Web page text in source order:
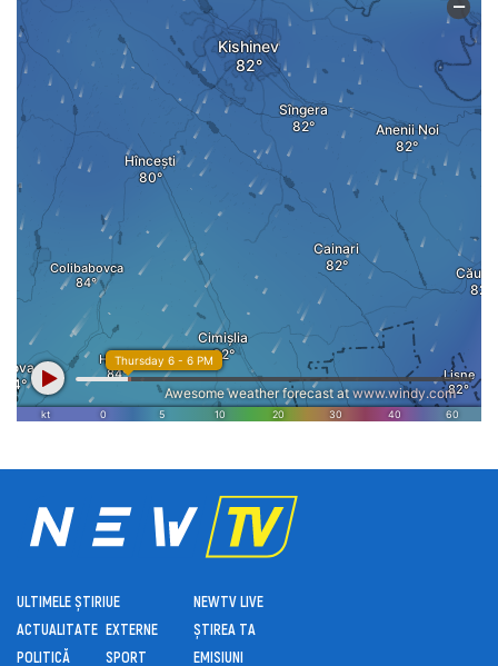
ULTIMELE ȘTIRI
ACTUALITATE
POLITICĂ
UE
EXTERNE
SPORT
NEWTV LIVE
ȘTIREA TA
EMISIUNI